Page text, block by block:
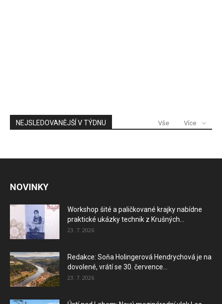
NEJSLEDOVANĚJŠÍ V TÝDNU Vše Více
NOVINKY
Workshop šité a paličkované krajky nabídne
praktické ukázky technik z Krušných...
23. 7. 2026
Redakce: Soňa Holingerová Hendrychová je na
dovolené, vrátí se 30. července...
23. 7. 2026